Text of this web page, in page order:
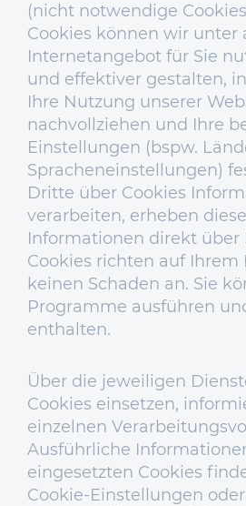
(nicht notwendige
Cookies können wir unter
Internetangebot für Sie
und effektiver gestalten,
Ihre Nutzung unserer
nachvollziehen und Ihre
Einstellungen (bspw.
Spracheneinstellungen)
Dritte über Cookies
verarbeiten, erheben
Informationen direkt über
Cookies richten auf Ihrem
keinen Schaden an. Sie
Programme ausführen
enthalten.
Über die jeweiligen
Cookies einsetzen,
einzelnen
Ausführliche
eingesetzten Cookies
Cookie-Einstellungen